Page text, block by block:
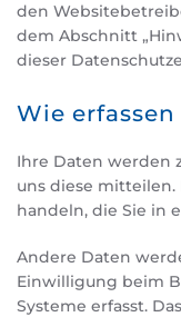
den
dem Abschnitt
dieser
Wie
Ihre Daten werden
uns diese mitteilen.
handeln, die Sie in
Andere Daten
Einwilligung beim
Systeme erfasst.